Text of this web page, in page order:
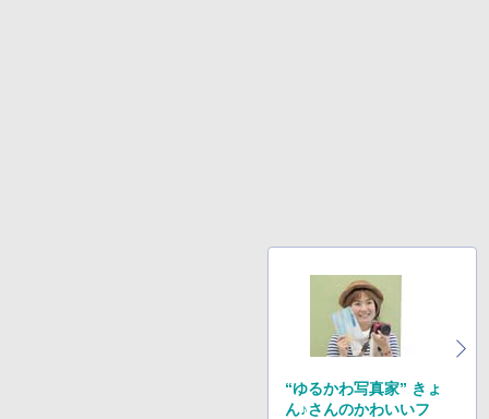
“ゆるかわ写真家” きょ
ん♪さんのかわいいフ